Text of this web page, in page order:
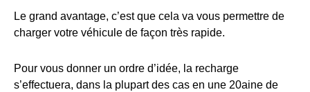
Le grand avantage, c’est que cela va vous permettre de
charger votre véhicule de façon très rapide.
Pour vous donner un ordre d’idée, la recharge
s’effectuera, dans la plupart des cas en une 20aine de